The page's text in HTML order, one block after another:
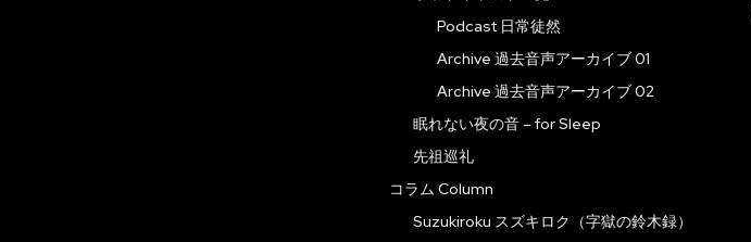
Podcast 日常徒然
Archive 過去音声アーカイブ 01
Archive 過去音声アーカイブ 02
眠れない夜の音 – for Sleep
先祖巡礼
コラム Column
Suzukiroku スズキロク（字獄の鈴木録）